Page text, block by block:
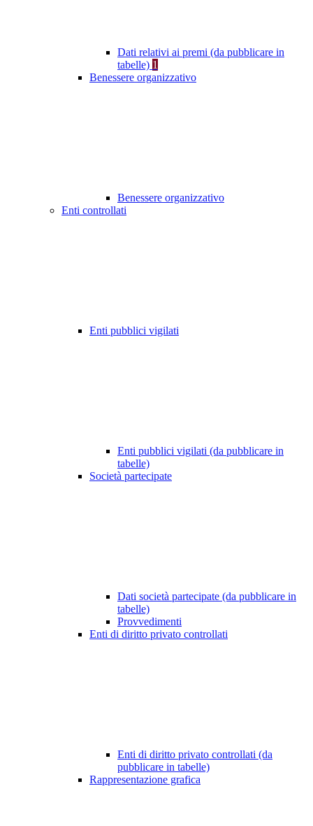
Dati relativi ai premi (da pubblicare in
tabelle) 1
Benessere organizzativo
Benessere organizzativo
Enti controllati
Enti pubblici vigilati
Enti pubblici vigilati (da pubblicare in
tabelle)
Società partecipate
Dati società partecipate (da pubblicare in
tabelle)
Provvedimenti
Enti di diritto privato controllati
Enti di diritto privato controllati (da
pubblicare in tabelle)
Rappresentazione grafica